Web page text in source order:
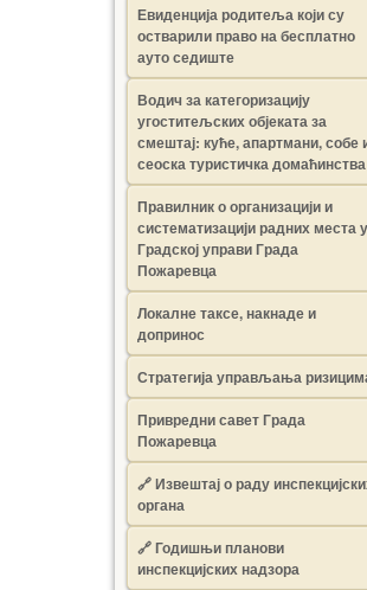
Евиденција родитеља који су
остварили право на бесплатно
ауто седиште
Водич за категоризацију
угоститељских објеката за
смештај: куће, апартмани, собе
сеоска туристичка домаћинства
Правилник о организацији и
систематизацији радних места у
Градској управи Града
Пожаревца
Локалне таксе, накнаде и
допринос
Стратегија управљања
Привредни савет Града
Пожаревца
🔗Извештај о раду
органа
🔗Годишњи планови
инспекцијских надзора